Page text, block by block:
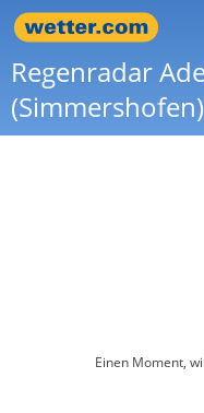
Regenradar
(Simmershofen)
Einen Moment,